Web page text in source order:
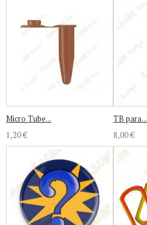
Micro Tube...
1,20 €
TB para...
8,00 €